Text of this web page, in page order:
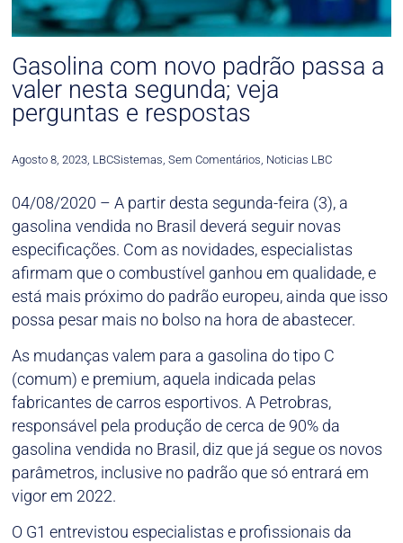
Gasolina com novo padrão passa a
valer nesta segunda; veja
perguntas e respostas
Agosto 8, 2023, LBCSistemas, Sem Comentários, Noticias LBC
04/08/2020 – A partir desta segunda-feira (3), a
gasolina vendida no Brasil deverá seguir novas
especificações. Com as novidades, especialistas
afirmam que o combustível ganhou em qualidade, e
está mais próximo do padrão europeu, ainda que isso
possa pesar mais no bolso na hora de abastecer.
As mudanças valem para a gasolina do tipo C
(comum) e premium, aquela indicada pelas
fabricantes de carros esportivos. A Petrobras,
responsável pela produção de cerca de 90% da
gasolina vendida no Brasil, diz que já segue os novos
parâmetros, inclusive no padrão que só entrará em
vigor em 2022.
O G1 entrevistou especialistas e profissionais da